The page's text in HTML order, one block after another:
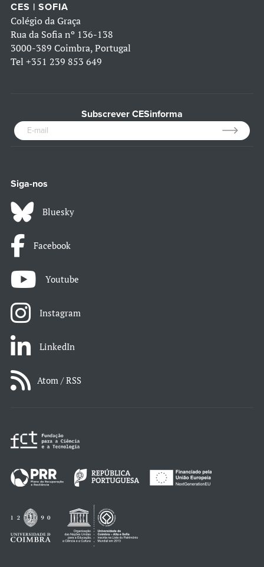
CES | SOFIA
Colégio da Graça
Rua da Sofia nº 136-138
3000-389 Coimbra, Portugal
Tel +351 239 853 649
Subscrever CESinforma
Siga-nos
Bluesky
Facebook
Youtube
Instagram
LinkedIn
Atom / RSS